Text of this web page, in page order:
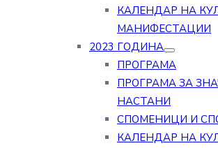
КАЛЕНДАР НА
МАНИФЕСТАЦИИ
2023 ГОДИНА
ПРОГРАМА
ПРОГРАМА ЗА
НАСТАНИ
СПОМЕНИЦИ И
КАЛЕНДАР НА